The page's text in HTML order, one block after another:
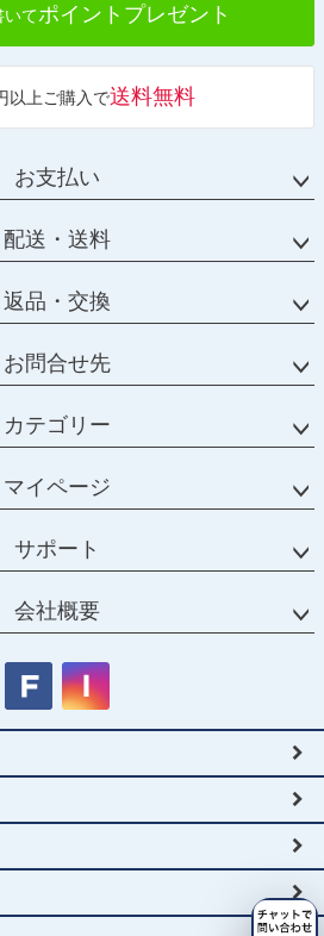
いてポイントプレゼント
以上ご購入で送料無料
お支払い
配送・送料
返品・交換
お問合せ先
カテゴリー
マイページ
サポート
会社概要